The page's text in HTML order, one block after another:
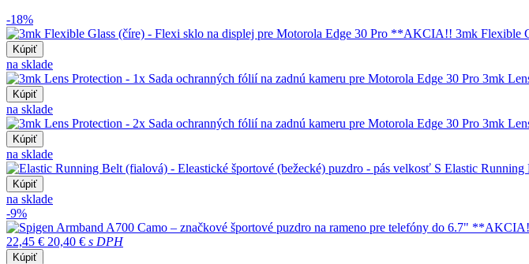
-18%
3mk Flexible
Kúpiť
na sklade
3mk
Kúpiť
na sklade
3mk
Kúpiť
na sklade
Elastic Running
Kúpiť
na sklade
-9%
22,45 € 20,40 € s DPH
Kúpiť